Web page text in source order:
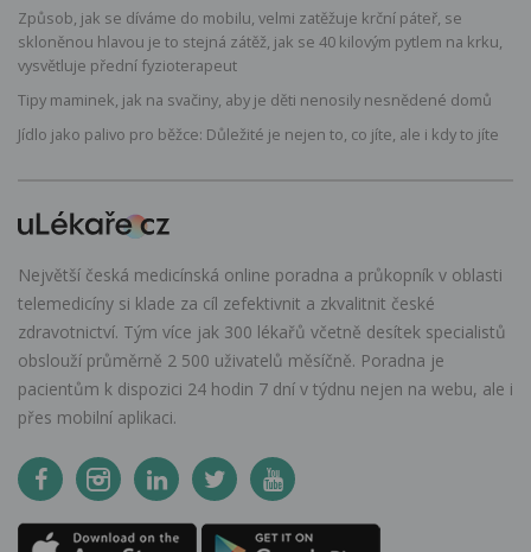
Způsob, jak se díváme do mobilu, velmi zatěžuje krční páteř, se
skloněnou hlavou je to stejná zátěž, jak se 40 kilovým pytlem na krku,
vysvětluje přední fyzioterapeut
Tipy maminek, jak na svačiny, aby je děti nenosily nesnědené domů
Jídlo jako palivo pro běžce: Důležité je nejen to, co jíte, ale i kdy to jíte
Největší česká medicínská online poradna a průkopník v oblasti
telemedicíny si klade za cíl zefektivnit a zkvalitnit české
zdravotnictví. Tým více jak 300 lékařů včetně desítek specialistů
obslouží průměrně 2 500 uživatelů měsíčně. Poradna je
pacientům k dispozici 24 hodin 7 dní v týdnu nejen na webu, ale i
přes mobilní aplikaci.